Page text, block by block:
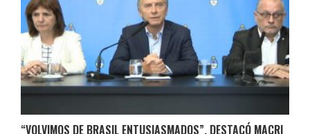
“VOLVIMOS DE BRASIL ENTUSIASMADOS”, DESTACÓ MACRI